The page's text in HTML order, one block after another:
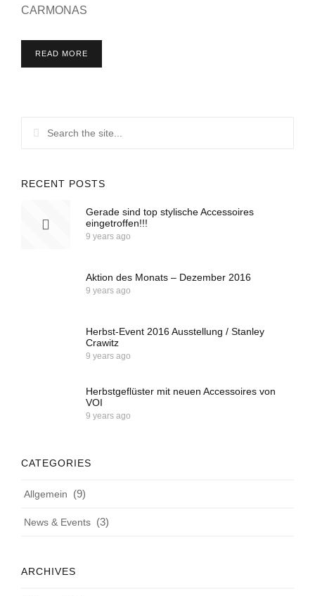
CARMONAS
READ MORE
RECENT POSTS
Gerade sind top stylische Accessoires
eingetroffen!!!
9 years ago
Aktion des Monats – Dezember 2016
9 years ago
Herbst-Event 2016 Ausstellung / Stanley
Crawitz
9 years ago
Herbstgeflüster mit neuen Accessoires von
VOI
9 years ago
CATEGORIES
Allgemein (9)
News & Events (3)
ARCHIVES